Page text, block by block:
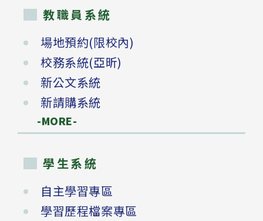
教職員系統
場地預約(限校內)
校務系統(亞昕)
新公文系統
新請購系統
-MORE-
學生系統
自主學習專區
學習歷程檔案專區